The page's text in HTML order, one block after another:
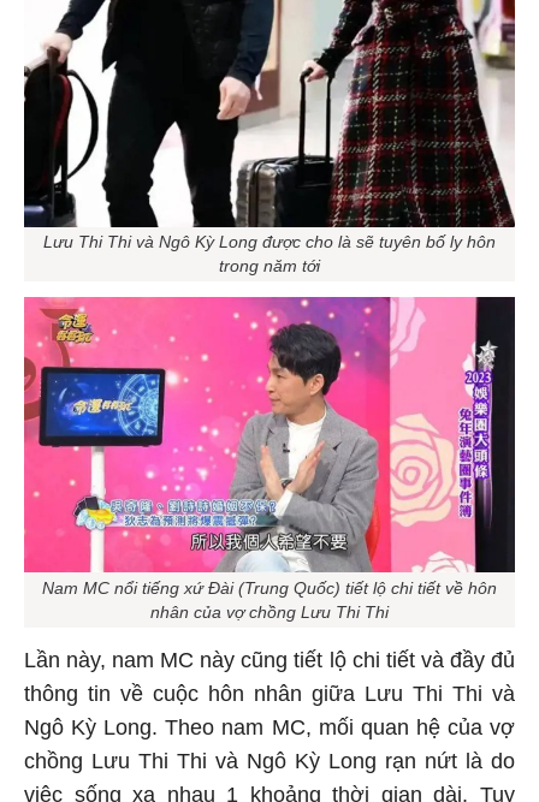
Lưu Thi Thi và Ngô Kỳ Long được cho là sẽ tuyên bố ly hôn
trong năm tới
Nam MC nổi tiếng xứ Đài (Trung Quốc) tiết lộ chi tiết về hôn
nhân của vợ chồng Lưu Thi Thi
Lần này, nam MC này cũng tiết lộ chi tiết và đầy đủ
thông tin về cuộc hôn nhân giữa Lưu Thi Thi và
Ngô Kỳ Long. Theo nam MC, mối quan hệ của vợ
chồng Lưu Thi Thi và Ngô Kỳ Long rạn nứt là do
việc sống xa nhau 1 khoảng thời gian dài. Tuy